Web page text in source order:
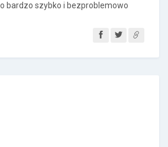
bardzo szybko i bezproblemowo